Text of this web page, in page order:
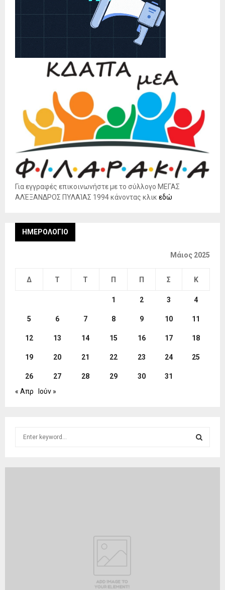
Για εγγραφές επικοινωνήστε με το σύλλογο ΜΕΓΑΣ
ΑΛΈΞΑΝΔΡΟΣ ΠΥΛΑΊΑΣ 1994 κάνοντας κλικ εδώ
ΗΜΕΡΟΛΌΓΙΟ
Μάιος 2025
Δ Τ Τ Π Π Σ Κ
1 2 3 4
5 6 7 8 9 10 11
12 13 14 15 16 17 18
19 20 21 22 23 24 25
26 27 28 29 30
31
« Απρ
Ιούν »